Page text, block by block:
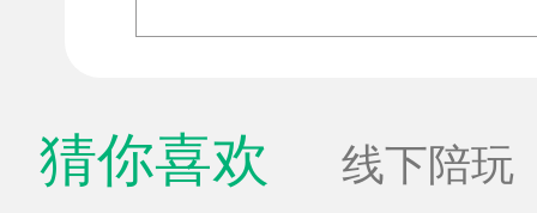
猜你喜欢 线下陪玩